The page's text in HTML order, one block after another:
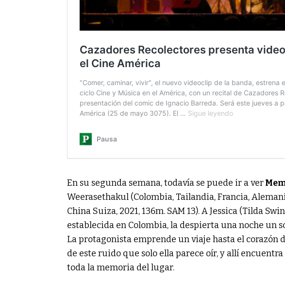
En su segunda semana, todavía se puede ir a ver
Weerasethakul (Colombia, Tailandia, Francia,
China Suiza, 2021, 136m. SAM 13). A Jessica (Tilda
establecida en Colombia, la despierta una noche un
La protagonista emprende un viaje hasta el corazón
de este ruido que solo ella parece oír, y allí
toda la memoria del lugar.